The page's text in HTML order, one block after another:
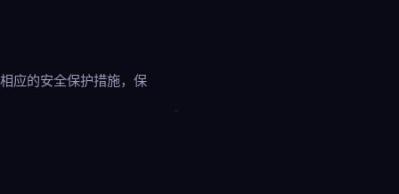
应的安全保护措施，保